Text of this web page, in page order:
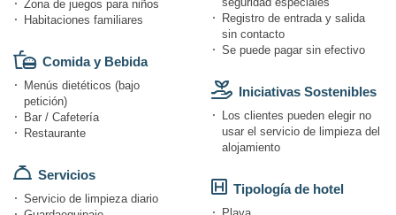
Zona de juegos para niños
Habitaciones familiares
Comida y Bebida
Menús dietéticos (bajo
petición)
Bar / Cafetería
Restaurante
Servicios
Servicio de limpieza diario
Registro de entrada y salida
sin contacto
Se puede pagar sin efectivo
Iniciativas Sostenibles
Los clientes pueden elegir no
usar el servicio de limpieza del
alojamiento
Tipología de hotel